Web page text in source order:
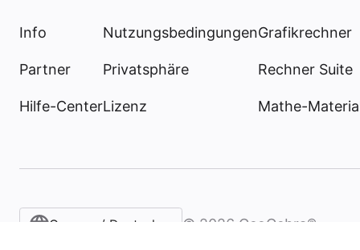
Info
Partner
Hilfe-Center
Nutzungsbedingungen
Privatsphäre
Lizenz
Grafikrechner
Rechner Suite
Mathe-
German / Deutsch © 2026 GeoGebra®